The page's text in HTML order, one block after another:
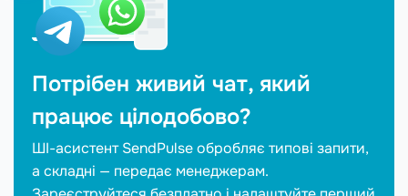
Потрібен живий чат, який
працює цілодобово?
ШІ-асистент SendPulse обробляє типові запити,
а складні — передає менеджерам.